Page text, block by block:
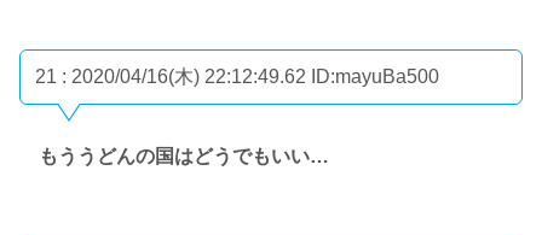
21 : 2020/04/16(木) 22:12:49.62 ID:mayuBa500
もううどんの国はどうでもいい…